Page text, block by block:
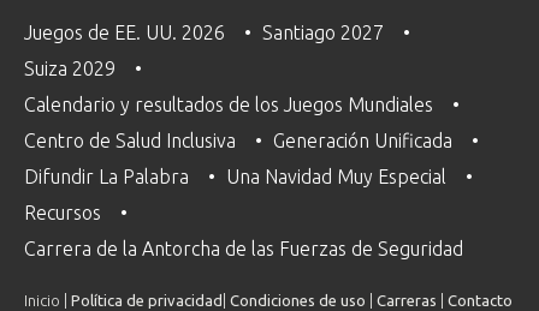
Juegos de EE. UU. 2026
Santiago 2027
Suiza 2029
Calendario y resultados de los Juegos Mundiales
Centro de Salud Inclusiva
Generación Unificada
Difundir La Palabra
Una Navidad Muy Especial
Recursos
Carrera de la Antorcha de las Fuerzas de Seguridad
Inicio | Política de privacidad Condiciones de uso Carreras Contacto